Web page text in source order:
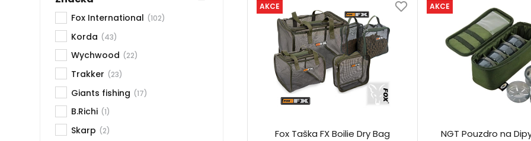
Fox International (102)
Korda (43)
Wychwood (22)
Trakker (23)
Giants fishing (17)
B.Richi (1)
Skarp (2)
AKCE
Fox Taška FX Boilie Dry Bag
AKCE
NGT Pouzdro na